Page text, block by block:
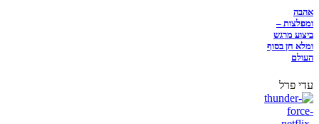
אהבה
ומפלצות –
ביצוע מרגש
ומלא חן בסוף
העולם
עדי פרל